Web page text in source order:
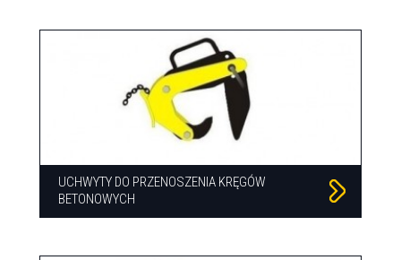
UCHWYTY DO PRZENOSZENIA KRĘGÓW
BETONOWYCH